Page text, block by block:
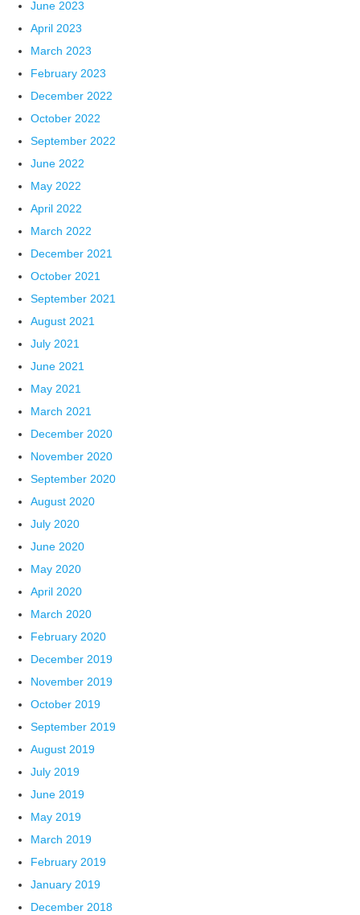
June 2023
April 2023
March 2023
February 2023
December 2022
October 2022
September 2022
June 2022
May 2022
April 2022
March 2022
December 2021
October 2021
September 2021
August 2021
July 2021
June 2021
May 2021
March 2021
December 2020
November 2020
September 2020
August 2020
July 2020
June 2020
May 2020
April 2020
March 2020
February 2020
December 2019
November 2019
October 2019
September 2019
August 2019
July 2019
June 2019
May 2019
March 2019
February 2019
January 2019
December 2018